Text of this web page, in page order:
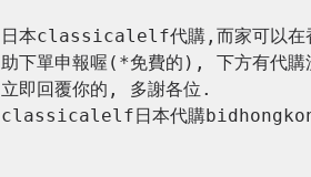
日本classicalelf代購,而家可以在
助下單申報喔(*免費的), 下方有代
立即回覆你的, 多謝各位.
classicalelf日本代購